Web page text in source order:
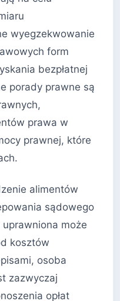
wyegzekwowanie
form
bezpłatnej
porady prawne są
prawa w
prawnej, które
alimentów
sądowego
może
kosztów
osoba
zazwyczaj
opłat